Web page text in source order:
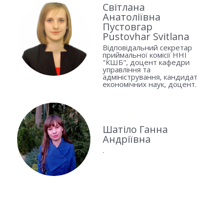
Світлана
Анатоліївна
Пустовгар
Pustovhar Svitlana
Відповідальний секретар
приймальної комісії ННІ
"КШБ", доцент кафедри
управління та
адміністрування, кандидат
економічних наук, доцент.
Шатіло Ганна
Андріївна
.